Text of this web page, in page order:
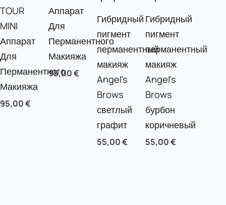
TOUR
MINI
Аппарат
Для
Перманентного
Макияжа
95,00€
Аппарат
Для
Перманентного
Макияжа
95,00€
Гибридный
пигмент
перманентный
макияж
Angel’s
Brows
светлый
графит
55,00€
Гибридный
пигмент
перманентный
макияж
Angel’s
Brows
бурбон
коричневый
55,00€